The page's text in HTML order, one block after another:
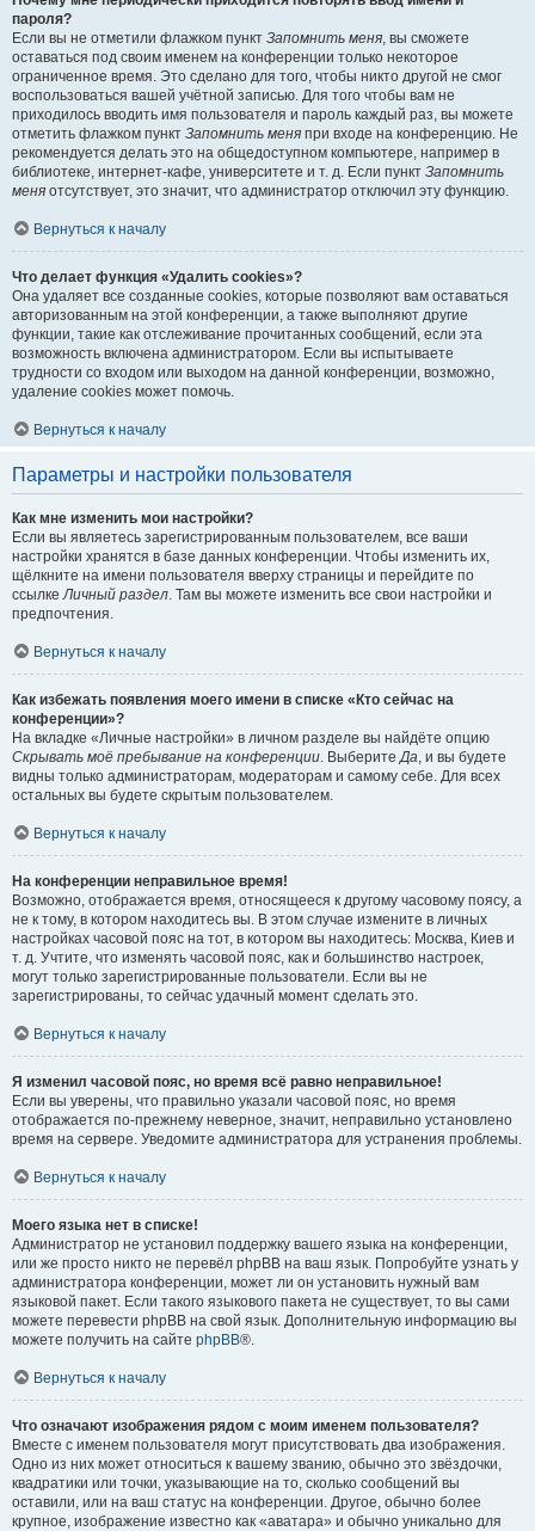
пароля?
Если вы не отметили флажком пункт Запомнить меня, вы сможете
оставаться под своим именем на конференции только некоторое
ограниченное время. Это сделано для того, чтобы никто другой не смог
воспользоваться вашей учётной записью. Для того чтобы вам не
приходилось вводить имя пользователя и пароль каждый раз, вы можете
отметить флажком пункт Запомнить меня при входе на конференцию. Не
рекомендуется делать это на общедоступном компьютере, например в
библиотеке, интернет-кафе, университете и т. д. Если пункт Запомнить
меня отсутствует, это значит, что администратор отключил эту функцию.
Вернуться к началу
Что делает функция «Удалить cookies»?
Она удаляет все созданные cookies, которые позволяют вам оставаться
авторизованным на этой конференции, а также выполняют другие
функции, такие как отслеживание прочитанных сообщений, если эта
возможность включена администратором. Если вы испытываете
трудности со входом или выходом на данной конференции, возможно,
удаление cookies может помочь.
Вернуться к началу
Параметры и настройки пользователя
Как мне изменить мои настройки?
Если вы являетесь зарегистрированным пользователем, все ваши
настройки хранятся в базе данных конференции. Чтобы изменить их,
щёлкните на имени пользователя вверху страницы и перейдите по
ссылкеЛичный раздел. Там вы можете изменить все свои настройки и
предпочтения.
Вернуться к началу
Как избежать появления моего имени в списке «Кто сейчас на
конференции»?
На вкладке «Личные настройки» в личном разделе вы найдёте опцию
Скрывать моё пребывание на конференции. ВыберитеДа, и вы будете
видны только администраторам, модераторам и самому себе. Для всех
остальных вы будете скрытым пользователем.
Вернуться к началу
На конференции неправильное время!
Возможно, отображается время, относящееся к другому часовому поясу, а
не к тому, в котором находитесь вы. В этом случае измените в личных
настройках часовой пояс на тот, в котором вы находитесь: Москва, Киев и
т. д. Учтите, что изменять часовой пояс, как и большинство настроек,
могут только зарегистрированные пользователи. Если вы не
зарегистрированы, то сейчас удачный момент сделать это.
Вернуться к началу
Я изменил часовой пояс, но время всё равно неправильное!
Если вы уверены, что правильно указали часовой пояс, но время
отображается по-прежнему неверное, значит, неправильно установлено
время на сервере. Уведомите администратора для устранения проблемы.
Вернуться к началу
Моего языка нет в списке!
Администратор не установил поддержку вашего языка на конференции,
или же просто никто не перевёл phpBB на ваш язык. Попробуйте узнать у
администратора конференции, может ли он установить нужный вам
языковой пакет. Если такого языкового пакета не существует, то вы сами
можете перевести phpBB на свой язык. Дополнительную информацию вы
можете получить на сайте phpBB®.
Вернуться к началу
Что означают изображения рядом с моим именем пользователя?
Вместе с именем пользователя могут присутствовать два изображения.
Одно из них может относиться к вашему званию, обычно это звёздочки,
квадратики или точки, указывающие на то, сколько сообщений вы
оставили, или на ваш статус на конференции. Другое, обычно более
крупное, изображение известно как «аватара» и обычно уникально для